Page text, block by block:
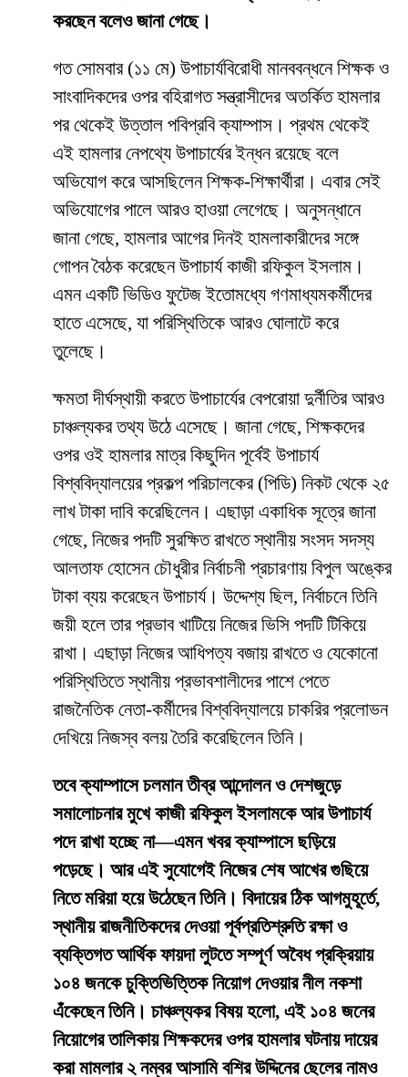
করছেন বলেও জানা গেছে।
​গত সোমবার (১১ মে) উপাচার্যবিরোধী মানববন্ধনে শিক্ষক ও
সাংবাদিকদের ওপর বহিরাগত সন্ত্রাসীদের অতর্কিত হামলার
পর থেকেই উত্তাল পবিপ্রবি ক্যাম্পাস। প্রথম থেকেই
এই হামলার নেপথ্যে উপাচার্যের ইন্ধন রয়েছে বলে
অভিযোগ করে আসছিলেন শিক্ষক-শিক্ষার্থীরা। এবার সেই
অভিযোগের পালে আরও হাওয়া লেগেছে। অনুসন্ধানে
জানা গেছে, হামলার আগের দিনই হামলাকারীদের সঙ্গে
গোপন বৈঠক করেছেন উপাচার্য কাজী রফিকুল ইসলাম।
এমন একটি ভিডিও ফুটেজ ইতোমধ্যে গণমাধ্যমকর্মীদের
হাতে এসেছে, যা পরিস্থিতিকে আরও ঘোলাটে করে
তুলেছে।
​ক্ষমতা দীর্ঘস্থায়ী করতে উপাচার্যের বেপরোয়া দুর্নীতির আরও
চাঞ্চল্যকর তথ্য উঠে এসেছে। জানা গেছে, শিক্ষকদের
ওপর ওই হামলার মাত্র কিছুদিন পূর্বেই উপাচার্য
বিশ্ববিদ্যালয়ের প্রকল্প পরিচালকের (পিডি) নিকট থেকে ২৫
লাখ টাকা দাবি করেছিলেন। এছাড়া একাধিক সূত্রে জানা
গেছে, নিজের পদটি সুরক্ষিত রাখতে স্থানীয় সংসদ সদস্য
আলতাফ হোসেন চৌধুরীর নির্বাচনী প্রচারণায় বিপুল অঙ্কের
টাকা ব্যয় করেছেন উপাচার্য। উদ্দেশ্য ছিল, নির্বাচনে তিনি
জয়ী হলে তার প্রভাব খাটিয়ে নিজের ভিসি পদটি টিকিয়ে
রাখা। এছাড়া নিজের আধিপত্য বজায় রাখতে ও যেকোনো
পরিস্থিতিতে স্থানীয় প্রভাবশালীদের পাশে পেতে
রাজনৈতিক নেতা-কর্মীদের বিশ্ববিদ্যালয়ে চাকরির প্রলোভন
দেখিয়ে নিজস্ব বলয় তৈরি করেছিলেন তিনি।
তবে ক্যাম্পাসে চলমান তীব্র আন্দোলন ও দেশজুড়ে
সমালোচনার মুখে কাজী রফিকুল ইসলামকে আর উপাচার্য
পদে রাখা হচ্ছে না—এমন খবর ক্যাম্পাসে ছড়িয়ে
পড়েছে। আর এই সুযোগেই নিজের শেষ আখের গুছিয়ে
নিতে মরিয়া হয়ে উঠেছেন তিনি। বিদায়ের ঠিক আগমুহূর্তে,
স্থানীয় রাজনীতিকদের দেওয়া পূর্বপ্রতিশ্রুতি রক্ষা ও
ব্যক্তিগত আর্থিক ফায়দা লুটতে সম্পূর্ণ অবৈধ প্রক্রিয়ায়
১০৪ জনকে চুক্তিভিত্তিক নিয়োগ দেওয়ার নীল নকশা
এঁকেছেন তিনি। চাঞ্চল্যকর বিষয় হলো, এই ১০৪ জনের
নিয়োগের তালিকায় শিক্ষকদের ওপর হামলার ঘটনায় দায়ের
করা মামলার ২ নম্বর আসামি বশির উদ্দিনের ছেলের নামও